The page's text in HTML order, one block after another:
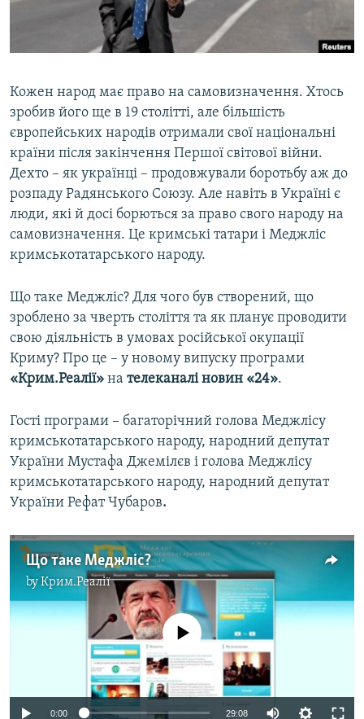
ВІДЕОУРОКИ «ELIFBE»
СВІДЧЕННЯ ОКУПАЦІЇ
ІНФОГРАФІКА
Qırımtatar
ДОЛУЧАЙСЯ!
Усі сайти RFE/RL
Кожен народ має право на самовизначення. Хтось
зробив його ще в 19 столітті, але більшість
європейських народів отримали свої національні
країни після закінчення Першої світової війни.
Дехто – як українці – продовжували боротьбу аж до
розпаду Радянського Союзу. Але навіть в Україні є
люди, які й досі борються за право свого народу на
самовизначення. Це кримські татари і Меджліс
кримськотатарського народу.
Що таке Меджліс? Для чого був створений, що
зроблено за чверть століття та як планує проводити
свою діяльність в умовах російської окупації
Криму? Про це – у новому випуску програми
«Крим.Реалії» на телеканалі новин «24».
Гості програми – багаторічний голова Меджлісу
кримськотатарського народу, народний депутат
України Мустафа Джемілєв і голова Меджлісу
кримськотатарського народу, народний депутат
України Рефат Чубаров.
Що таке Меджліс?
byКрим.Реалії
No media source currently available
0:00 29:08